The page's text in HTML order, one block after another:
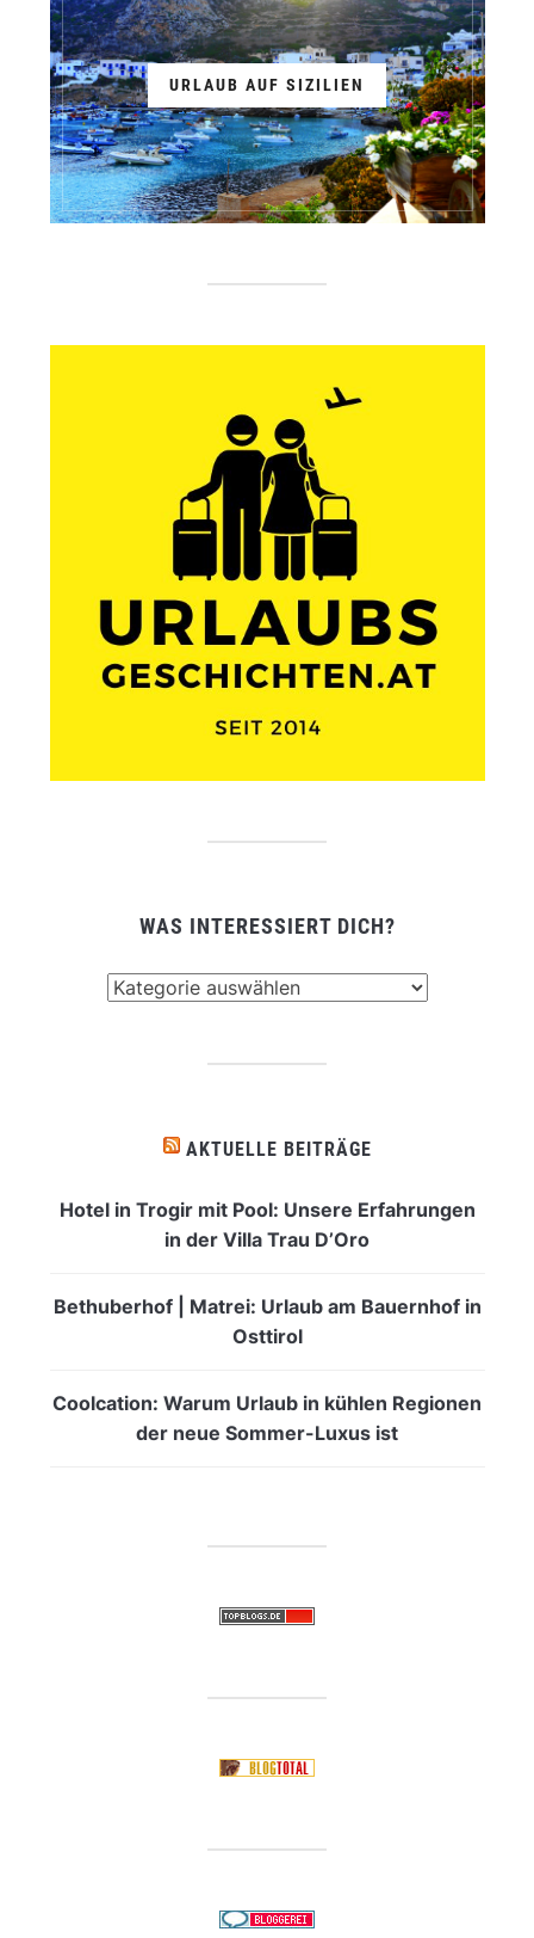
URLAUB AUF SIZILIEN
WAS INTERESSIERT DICH?
AKTUELLE BEITRÄGE
Hotel in Trogir mit Pool: Unsere Erfahrungen
in der Villa Trau D’Oro
Bethuberhof | Matrei: Urlaub am Bauernhof in
Osttirol
Coolcation: Warum Urlaub in kühlen Regionen
der neue Sommer-Luxus ist